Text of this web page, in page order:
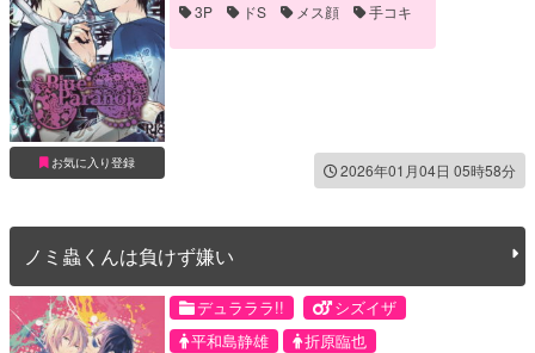
お気に入り登録
3P ドS メス顔 手コキ
2026年01月04日 05時58分
ノミ蟲くんは負けず嫌い
デュラララ!!
シズイザ
平和島静雄
折原臨也